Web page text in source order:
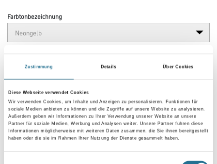
Zustimmung Details Über Cookies
Diese Webseite verwendet Cookies
Wir verwenden Cookies, um Inhalte und Anzeigen zu personalisieren, Funktionen für
soziale Medien anbieten zu können und die Zugriffe auf unsere Website zu analysieren.
Außerdem geben wir Informationen zu Ihrer Verwendung unserer Website an unsere
Partner für soziale Medien, Werbung und Analysen weiter. Unsere Partner führen diese
Informationen möglicherweise mit weiteren Daten zusammen, die Sie ihnen bereitgestellt
haben oder die sie im Rahmen Ihrer Nutzung der Dienste gesammelt haben.
Farbtonbezeichnung
Länge in Millimeter
Breite in millimeter
Höhe in millimeter